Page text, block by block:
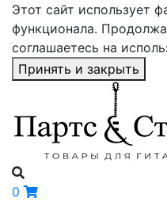
Этот сайт использует
функционала.
соглашаетесь на
Принять и закрыть
0